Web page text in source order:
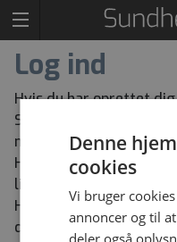
Log ind
Hvis du har oprettet
Sundhedsjobs kan du
mailadresse og
Har du glemt din
linket “Glemt dit log ind”
Har du ikke tidligere
du oprette dig via
Denne
cookies
Vi bruger
annoncer og til
deler også